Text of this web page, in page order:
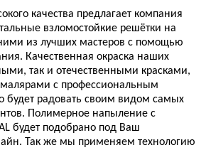
качества предлагает компания
взломостойкие решётки на
из лучших мастеров с помощью
Качественная окраска наших
так и отечественными красками,
с профессиональным
будет радовать своим видом самых
Полимерное напыление с
будет подобрано под Ваш
Так же мы применяем технологию